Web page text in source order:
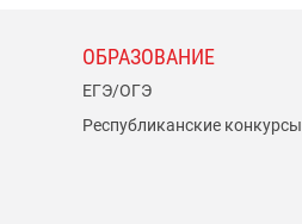
ОБРАЗОВАНИЕ
ЕГЭ/ОГЭ
Республиканские конкурсы